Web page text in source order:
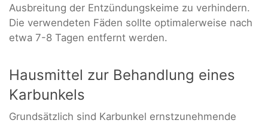
Ausbreitung der Entzündungskeime zu verhindern.
Die verwendeten Fäden sollte optimalerweise nach
etwa 7-8 Tagen entfernt werden.
Hausmittel zur Behandlung eines
Karbunkels
Grundsätzlich sind Karbunkel ernstzunehmende